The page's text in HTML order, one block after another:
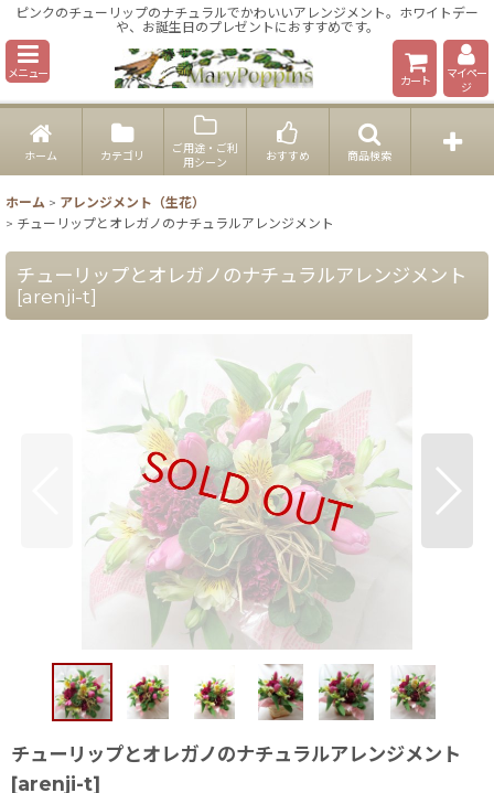
ピンクのチューリップのナチュラルでかわいいアレンジメント。ホワイトデー
や、お誕生日のプレゼントにおすすめです。
メニュー カート
マイペー
ジ
ホーム カテゴリ
ご用途・ご利
用シーン
おすすめ 商品検索
ホーム > アレンジメント（生花）
> チューリップとオレガノのナチュラルアレンジメント
チューリップとオレガノのナチュラルアレンジメント
[arenji-t]
チューリップとオレガノのナチュラルアレンジメント
[arenji-t]